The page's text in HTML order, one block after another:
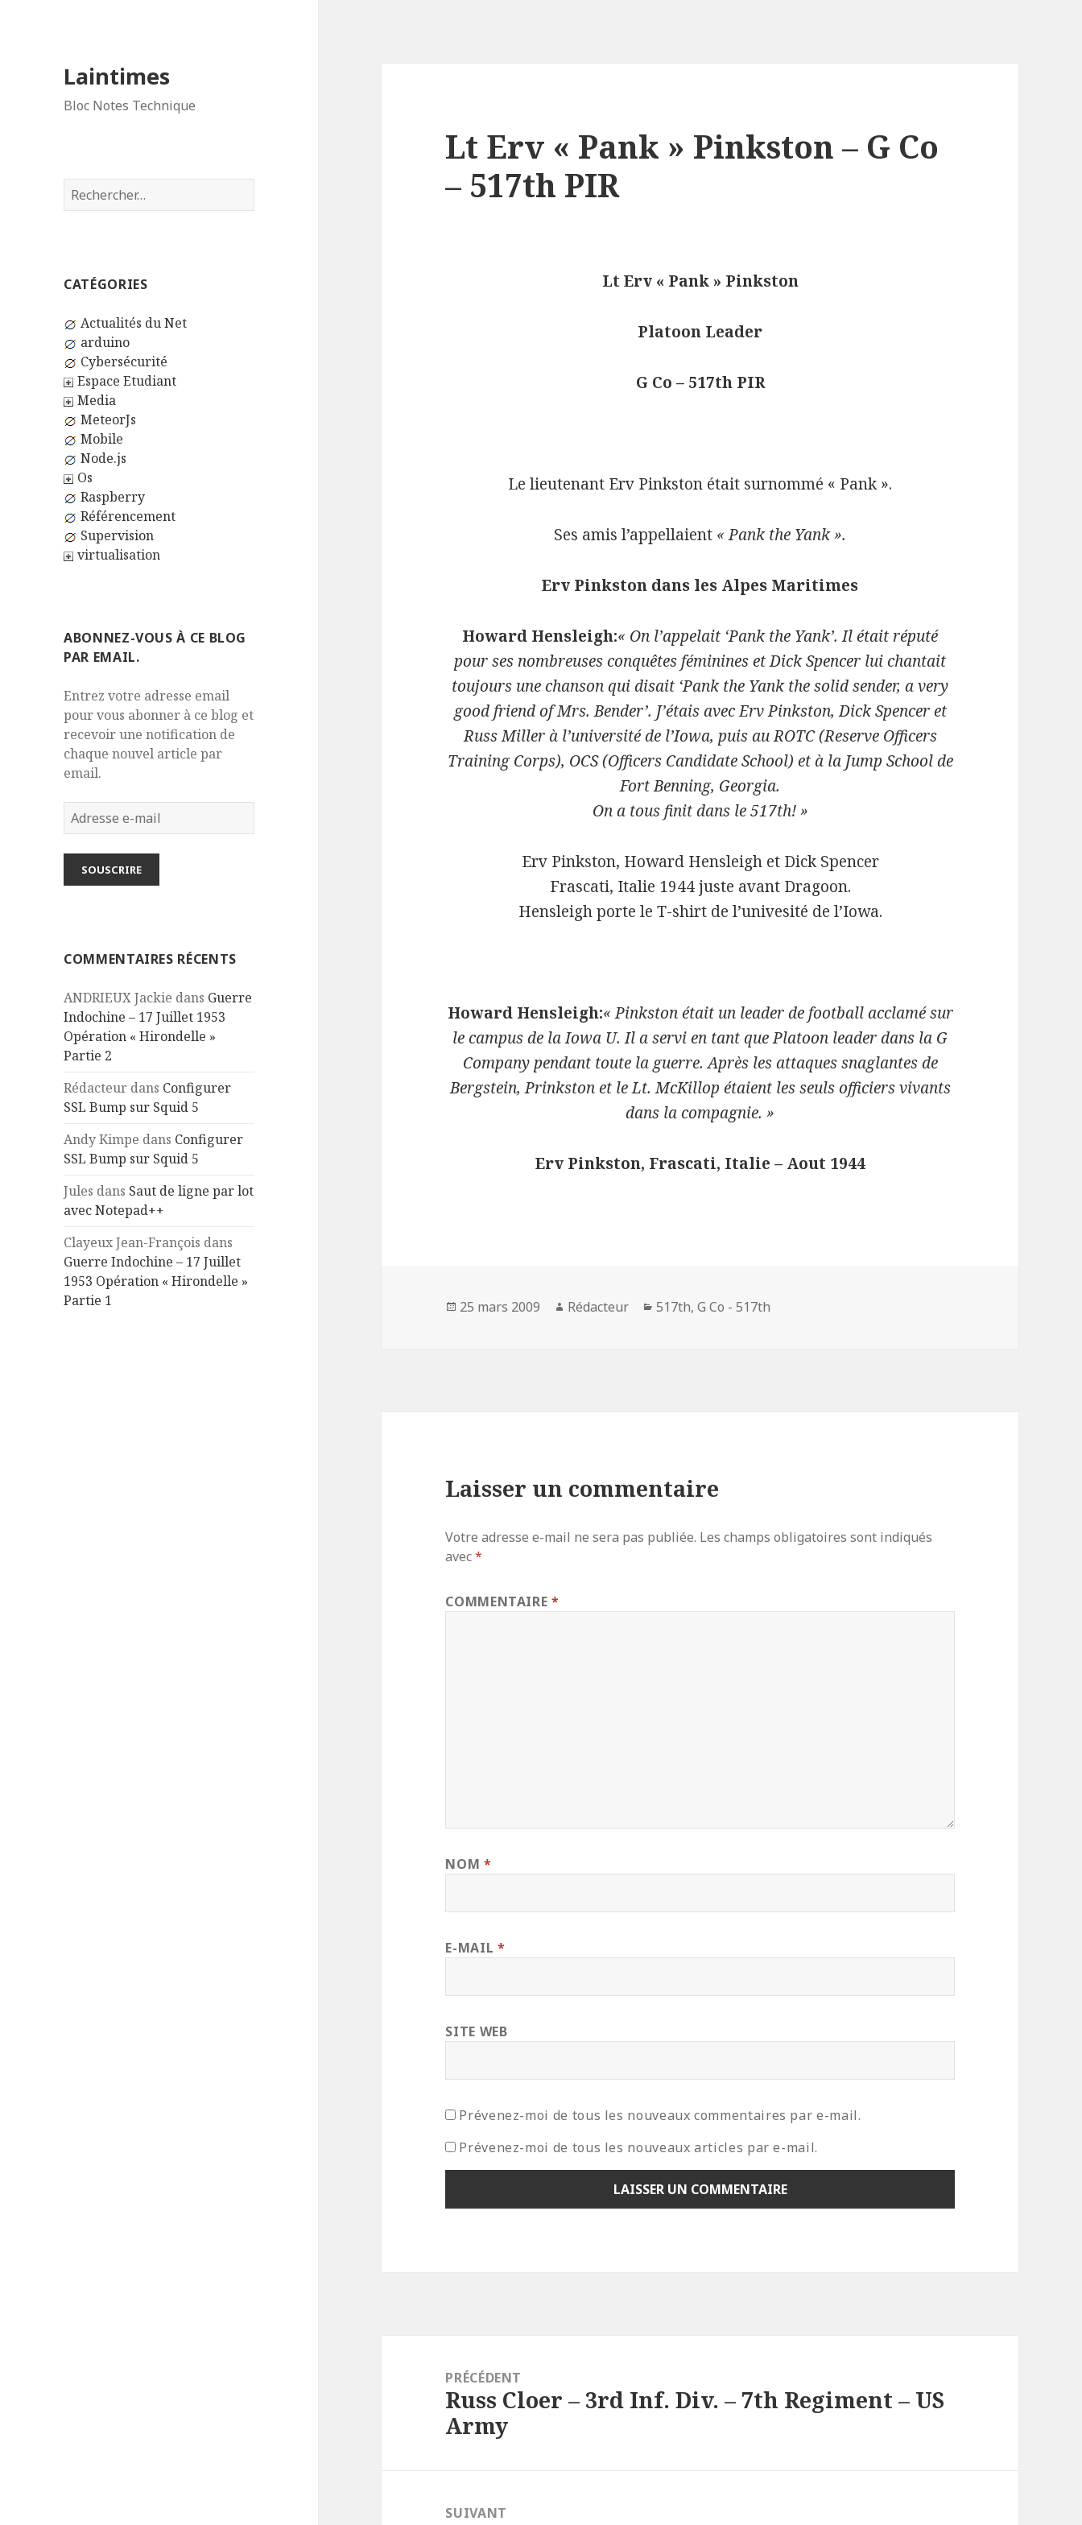
Laintimes
Bloc Notes Technique
Rechercher :
CATÉGORIES
Actualités du Net
arduino
Cybersécurité
Espace Etudiant
Media
MeteorJs
Mobile
Node.js
Os
Raspberry
Référencement
Supervision
virtualisation
ABONNEZ-VOUS À CE BLOG
PAR EMAIL.
Entrez votre adresse email
pour vous abonner à ce blog et
recevoir une notification de
chaque nouvel article par
email.
Adresse
e-
mail
SOUSCRIRE
COMMENTAIRES RÉCENTS
ANDRIEUX Jackie dans Guerre
Indochine – 17 Juillet 1953
Opération « Hirondelle »
Partie 2
Rédacteur dans Configurer
SSL Bump sur Squid 5
Andy Kimpe dans Configurer
SSL Bump sur Squid 5
Jules dans Saut de ligne par lot
avec Notepad++
Clayeux Jean-François dans
Guerre Indochine – 17 Juillet
1953 Opération « Hirondelle »
Partie 1
Lt Erv « Pank » Pinkston – G Co
– 517th PIR
Lt Erv « Pank » Pinkston
Platoon Leader
G Co – 517th PIR
Le lieutenant Erv Pinkston était surnommé « Pank ».
Ses amis l’appellaient « Pank the Yank ».
Erv Pinkston dans les Alpes Maritimes
Howard Hensleigh:« On l’appelait ‘Pank the Yank’. Il était réputé
pour ses nombreuses conquêtes féminines et Dick Spencer lui chantait
toujours une chanson qui disait ‘Pank the Yank the solid sender, a very
good friend of Mrs. Bender’. J’étais avec Erv Pinkston, Dick Spencer et
Russ Miller à l’université de l’Iowa, puis au ROTC (Reserve Officers
Training Corps), OCS (Officers Candidate School) et à la Jump School de
Fort Benning, Georgia.
On a tous finit dans le 517th! »
Erv Pinkston, Howard Hensleigh et Dick Spencer
Frascati, Italie 1944 juste avant Dragoon.
Hensleigh porte le T-shirt de l’univesité de l’Iowa.
Howard Hensleigh:« Pinkston était un leader de football acclamé sur
le campus de la Iowa U. Il a servi en tant que Platoon leader dans la G
Company pendant toute la guerre. Après les attaques snaglantes de
Bergstein, Prinkston et le Lt. McKillop étaient les seuls officiers vivants
dans la compagnie. »
Erv Pinkston, Frascati, Italie – Aout 1944
Publié
25 mars 2009 Auteur
Rédacteur Catégories
517th,G Co - 517th
Laisser un commentaire
Votre adresse e-mail ne sera pas publiée. Les champs obligatoires sont indiqués
avec*
COMMENTAIRE*
NOM *
E-MAIL *
SITE WEB
Prévenez-moi de tous les nouveaux commentaires par e-mail.
Prévenez-moi de tous les nouveaux articles par e-mail.
l’article
PRÉCÉDENT
Article
précédent :
Russ Cloer – 3rd Inf. Div. – 7th Regiment – US
Army
SUIVANT